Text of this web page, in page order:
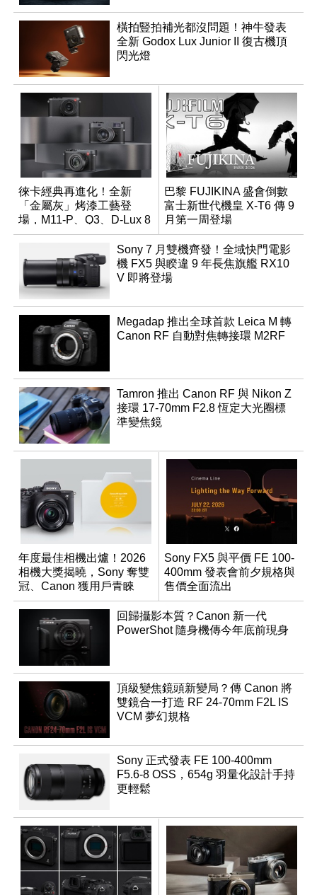
橫拍豎拍補光都沒問題！神牛發表
全新 Godox Lux Junior II 復古機頂
閃光燈
徠卡經典再進化！全新
「金屬灰」烤漆工藝登
場，M11-P、Q3、D-Lux 8
領銜換裝
巴黎 FUJIKINA 盛會倒數
富士新世代機皇 X-T6 傳 9
月第一周登場
Sony 7 月雙機齊發！全域快門電影
機 FX5 與睽違 9 年長焦旗艦 RX10
V 即將登場
Megadap 推出全球首款 Leica M 轉
Canon RF 自動對焦轉接環 M2RF
Tamron 推出 Canon RF 與 Nikon Z
接環 17-70mm F2.8 恆定大光圈標
準變焦鏡
年度最佳相機出爐！2026
相機大獎揭曉，Sony 奪雙
冠、Canon 獲用戶青睞
Sony FX5 與平價 FE 100-
400mm 發表會前夕規格與
售價全面流出
回歸攝影本質？Canon 新一代
PowerShot 隨身機傳今年底前現身
頂級變焦鏡頭新變局？傳 Canon 將
雙鏡合一打造 RF 24-70mm F2L IS
VCM 夢幻規格
Sony 正式發表 FE 100-400mm
F5.6-8 OSS，654g 羽量化設計手持
更輕鬆